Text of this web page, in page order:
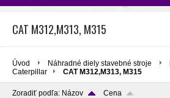
CAT M312,M313, M315
Úvod Náhradné diely stavebné stroje
Caterpillar
CAT M312,M313, M315
Zoradiť podľa: Názov
Cena